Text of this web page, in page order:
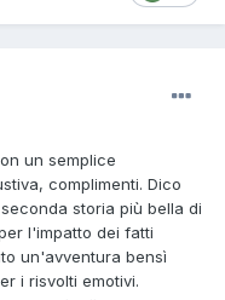
un semplice
complimenti. Dico
seconda storia più bella di
l'impatto dei fatti
un'avventura bensì
i risvolti emotivi.